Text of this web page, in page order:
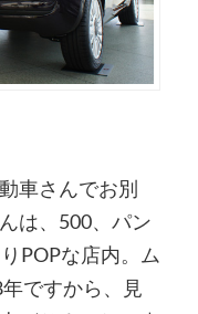
車さんでお別
は、500、パン
POPな店内。ム
ですから、見